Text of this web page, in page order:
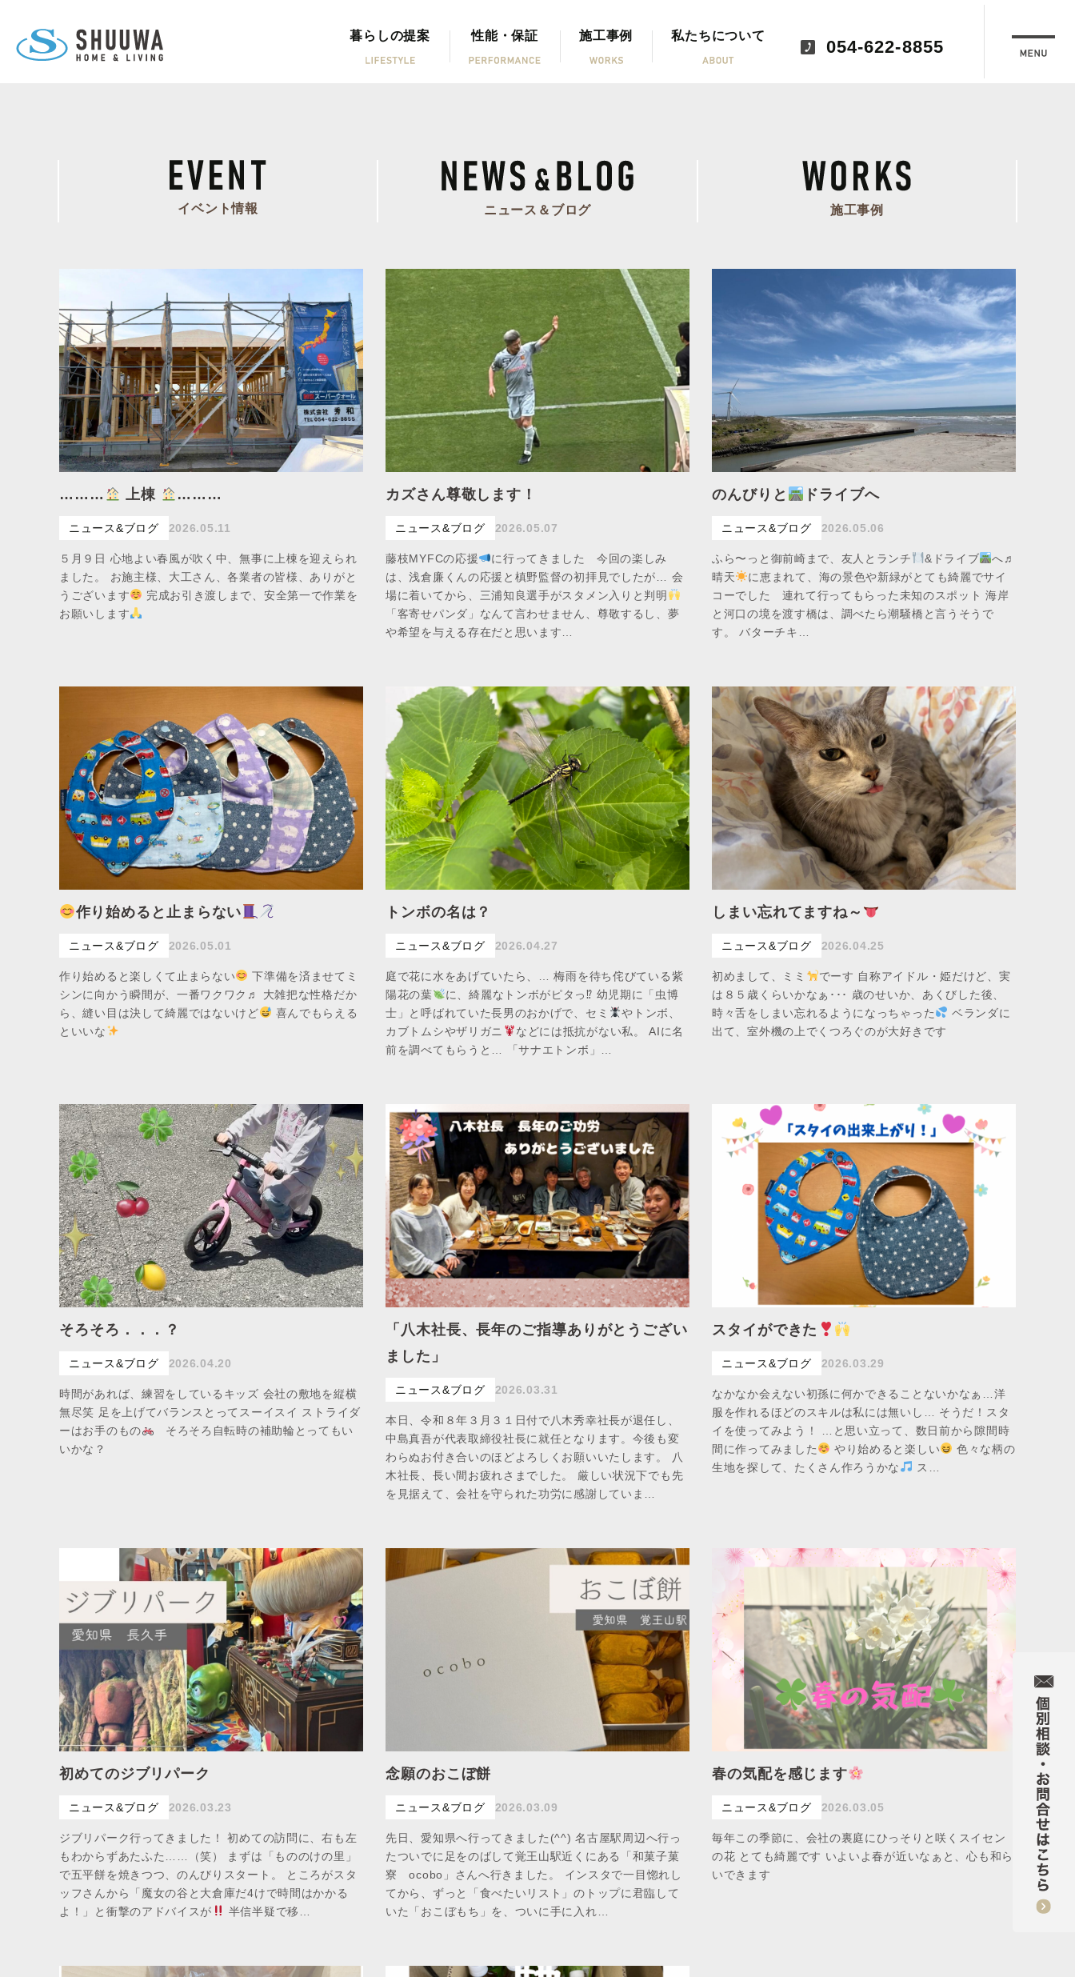
暮らしの提案 性能・保証 施工事例 私たちについて
054-622-8855
イベント情報 ニュース＆ブログ 施工事例
……… 上棟 ………
ニュース&ブログ 2026.05.11
５月９日 心地よい春風が吹く中、無事に上棟を迎えられ
ました。 お施主様、大工さん、各業者の皆様、ありがと
うございます
完成お引き渡しまで、安全第一で作業を
お願いします
カズさん尊敬します！
ニュース&ブログ 2026.05.07
藤枝MYFCの応援
に行ってきました 今回の楽しみ
は、浅倉廉くんの応援と槙野監督の初拝見でしたが… 会
場に着いてから、三浦知良選手がスタメン入りと判明
「客寄せパンダ」なんて言わせません、尊敬するし、夢
や希望を与える存在だと思います…
のんびりと ドライブへ
ニュース&ブログ 2026.05.06
ふら〜っと御前崎まで、友人とランチ &ドライブ
へ♬
晴天
に恵まれて、海の景色や新緑がとても綺麗でサイ
コーでした 連れて行ってもらった未知のスポット 海岸
と河口の境を渡す橋は、調べたら潮騒橋と言うそうで
す。 バターチキ…
作り始めると止まらない
ニュース&ブログ 2026.05.01
作り始めると楽しくて止まらない
下準備を済ませてミ
シンに向かう瞬間が、一番ワクワク♬ 大雑把な性格だか
ら、縫い目は決して綺麗ではないけど
喜んでもらえる
といいな
トンボの名は？
ニュース&ブログ 2026.04.27
庭で花に水をあげていたら、… 梅雨を待ち侘びている紫
陽花の葉
に、綺麗なトンボがピタっ⁉︎ 幼児期に「虫博
士」と呼ばれていた長男のおかげで、セミ
やトンボ、
カブトムシやザリガニ
などには抵抗がない私。 AIに名
前を調べてもらうと… 「サナエトンボ」…
しまい忘れてますね～
ニュース&ブログ 2026.04.25
初めまして、ミミ
でーす 自称アイドル・姫だけど、実
は８５歳くらいかなぁ･･･ 歳のせいか、あくびした後、
時々舌をしまい忘れるようになっちゃった
ベランダに
出て、室外機の上でくつろぐのが大好きです
そろそろ．．．？
ニュース&ブログ 2026.04.20
時間があれば、練習をしているキッズ 会社の敷地を縦横
無尽笑 足を上げてバランスとってスーイスイ ストライダ
ーはお手のもの
そろそろ自転時の補助輪とってもい
いかな？
「八木社長、長年のご指導ありがとうござい
ました」
ニュース&ブログ 2026.03.31
本日、令和８年３月３１日付で八木秀幸社長が退任し、
中島真吾が代表取締役社長に就任となります。今後も変
わらぬお付き合いのほどよろしくお願いいたします。 八
木社長、長い間お疲れさまでした。 厳しい状況下でも先
を見据えて、会社を守られた功労に感謝していま…
スタイができた
ニュース&ブログ 2026.03.29
なかなか会えない初孫に何かできることないかなぁ…洋
服を作れるほどのスキルは私には無いし… そうだ！スタ
イを使ってみよう！ …と思い立って、数日前から隙間時
間に作ってみました
やり始めると楽しい
色々な柄の
生地を探して、たくさん作ろうかな
ス…
初めてのジブリパーク
ニュース&ブログ 2026.03.23
ジブリパーク行ってきました！ 初めての訪問に、右も左
もわからずあたふた……（笑） まずは「もののけの里」
で五平餅を焼きつつ、のんびりスタート。 ところがスタ
ッフさんから「魔女の谷と大倉庫だ4けで時間はかかる
よ！」と衝撃のアドバイスが
半信半疑で移…
念願のおこぼ餅
ニュース&ブログ 2026.03.09
先日、愛知県へ行ってきました(^^) 名古屋駅周辺へ行っ
たついでに足をのばして覚王山駅近くにある「和菓子菓
寮 ocobo」さんへ行きました。 インスタで一目惚れし
てから、ずっと「食べたいリスト」のトップに君臨して
いた「おこぼもち」を、ついに手に入れ…
春の気配を感じます
ニュース&ブログ 2026.03.05
毎年この季節に、会社の裏庭にひっそりと咲くスイセン
の花 とても綺麗です いよいよ春が近いなぁと、心も和ら
いできます